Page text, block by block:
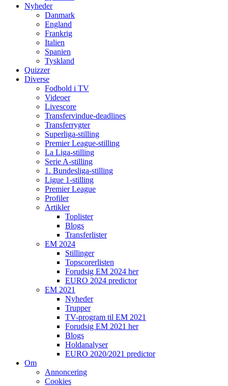
Nyheder
Danmark
England
Frankrig
Italien
Spanien
Tyskland
Quizzer
Diverse
Fodbold i TV
Videoer
Livescore
Transfervindue-deadlines
Transferrygter
Superliga-stilling
Premier League-stilling
La Liga-stilling
Serie A-stilling
1. Bundesliga-stilling
Ligue 1-stilling
Premier League
Profiler
Artikler
Toplister
Blogs
Transferlister
EM 2024
Stillinger
Topscorerlisten
Forudsig EM 2024 her
EURO 2024 predictor
EM 2021
Nyheder
Trupper
TV-program til EM 2021
Forudsig EM 2021 her
Blogs
Holdanalyser
EURO 2020/2021 predictor
Om
Annoncering
Cookies